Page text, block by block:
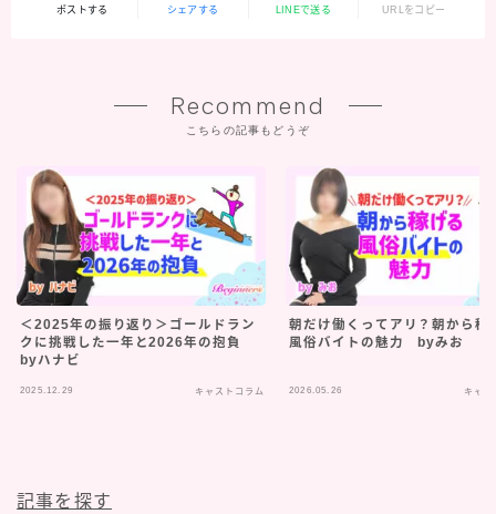
ポストする シェアする LINEで送る URLをコピー
Recommend
こちらの記事もどうぞ
＜2025年の振り返り＞ゴールドラン
クに挑戦した一年と2026年の抱負
byハナビ
2025.12.29 キャストコラム
朝だけ働くってアリ？朝から稼
風俗バイトの魅力 byみお
2026.05.26 キャス
記事を探す